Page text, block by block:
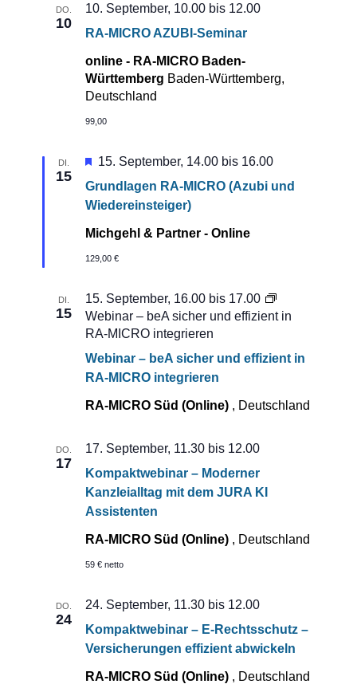
DO.
10
RA-MICRO AZUBI-Seminar
10. September, 10.00 bis 12.00
online - RA-MICRO Baden-
Württemberg Baden-Württemberg,
Deutschland
99,00
DI.
15
Grundlagen RA-MICRO (Azubi und
Wiedereinsteiger)
Hervorgehoben
15. September, 14.00 bis 16.00
Michgehl & Partner - Online
129,00 €
DI.
15
Webinar – beA sicher und effizient in
RA-MICRO integrieren
15. September, 16.00 bis 17.00
Webinar – beA sicher und effizient in
RA-MICRO integrieren
RA-MICRO Süd (Online) , Deutschland
DO.
17
Kompaktwebinar – Moderner
Kanzleialltag mit dem JURA KI
Assistenten
17. September, 11.30 bis 12.00
RA-MICRO Süd (Online) , Deutschland
59 € netto
DO.
24
Kompaktwebinar – E-Rechtsschutz –
Versicherungen effizient abwickeln
24. September, 11.30 bis 12.00
RA-MICRO Süd (Online) , Deutschland